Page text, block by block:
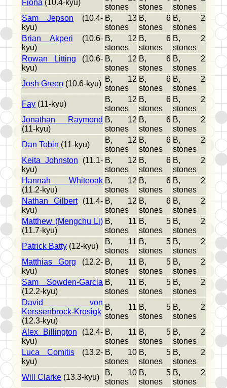
Fiona (10.4-kyu)
stones
stones
stones
Sam Jepson (10.4-
kyu)
B, 13
stones
B, 6
stones
B, 2
stones
Brian Akperi (10.6-
kyu)
B, 12
stones
B, 6
stones
B, 2
stones
Rowan Litting (10.6-
kyu)
B, 12
stones
B, 6
stones
B, 2
stones
Josh Green (10.6-kyu)
B, 12
stones
B, 6
stones
B, 2
stones
Fay (11-kyu)
B, 12
stones
B, 6
stones
B, 2
stones
Jonathan Raymond
(11-kyu)
B, 12
stones
B, 6
stones
B, 2
stones
Dan Tobin (11-kyu)
B, 12
stones
B, 6
stones
B, 2
stones
Keita Johnston (11.1-
kyu)
B, 12
stones
B, 6
stones
B, 2
stones
Hannah Whiteoak
(11.2-kyu)
B, 12
stones
B, 6
stones
B, 2
stones
Nathan Gilbert(11.4-
kyu)
B, 12
stones
B, 6
stones
B, 2
stones
Matthew (Mengchu Li)
(11.7-kyu)
B, 11
stones
B, 5
stones
B, 2
stones
Patrick Batty (12-kyu)
B, 11
stones
B, 5
stones
B, 2
stones
Matthias Gorg (12.2-
kyu)
B, 11
stones
B, 5
stones
B, 2
stones
Sam Sowden-Garcia
(12.2-kyu)
B, 11
stones
B, 5
stones
B, 2
stones
David von
Kerssenbrock-Krosigk
(12.3-kyu)
B, 11
stones
B, 5
stones
B, 2
stones
Alex Billington (12.4-
kyu)
B, 11
stones
B, 5
stones
B, 2
stones
Luca Comitis (13.2-
kyu)
B, 10
stones
B, 5
stones
B, 2
stones
Will Clarke (13.3-kyu)
B, 10
stones
B, 5
stones
B, 2
stones